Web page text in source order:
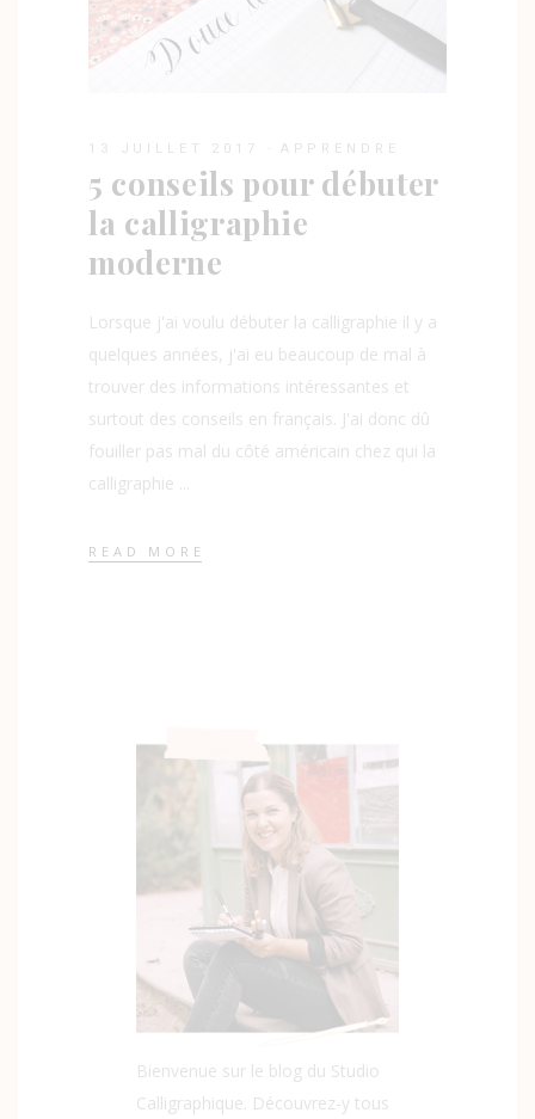
13 JUILLET 2017 APPRENDRE
5 conseils pour débuter
la calligraphie
moderne
Lorsque j'ai voulu débuter la calligraphie il y a
quelques années, j'ai eu beaucoup de mal à
trouver des informations intéressantes et
surtout des conseils en français. J'ai donc dû
fouiller pas mal du côté américain chez qui la
calligraphie
READ MORE
Bienvenue sur le blog du Studio
Calligraphique. Découvrez-y tous